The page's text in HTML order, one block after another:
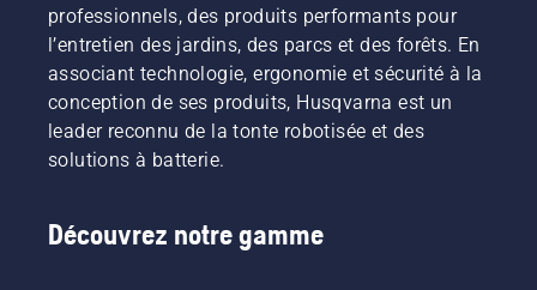
professionnels, des produits performants pour
l’entretien des jardins, des parcs et des forêts. En
associant technologie, ergonomie et sécurité à la
conception de ses produits, Husqvarna est un
leader reconnu de la tonte robotisée et des
solutions à batterie.
Découvrez notre gamme